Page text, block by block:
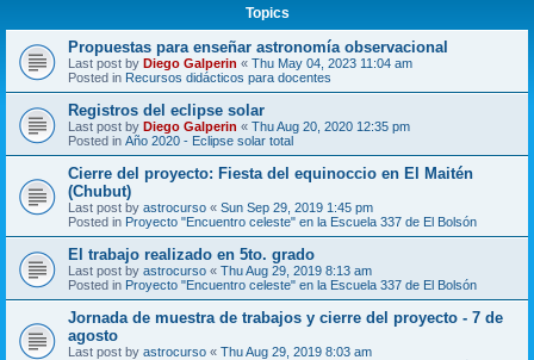
Topics
Propuestas para enseñar astronomía observacional
Last post by Diego Galperin « Thu May 04, 2023 11:04 am
Posted in Recursos didácticos para docentes
Registros del eclipse solar
Last post by Diego Galperin « Thu Aug 20, 2020 12:35 pm
Posted in Año 2020 - Eclipse solar total
Cierre del proyecto: Fiesta del equinoccio en El Maitén
(Chubut)
Last post by astrocurso « Sun Sep 29, 2019 1:45 pm
Posted in Proyecto "Encuentro celeste" en la Escuela 337 de El Bolsón
El trabajo realizado en 5to. grado
Last post by astrocurso « Thu Aug 29, 2019 8:13 am
Posted in Proyecto "Encuentro celeste" en la Escuela 337 de El Bolsón
Jornada de muestra de trabajos y cierre del proyecto - 7 de
agosto
Last post by astrocurso « Thu Aug 29, 2019 8:03 am